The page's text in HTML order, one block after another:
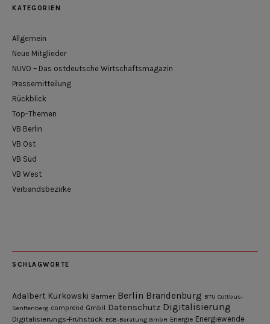
KATEGORIEN
Allgemein
Neue Mitglieder
NUVO – Das ostdeutsche Wirtschaftsmagazin
Pressemitteilung
Rückblick
Top-Themen
VB Berlin
VB Ost
VB Süd
VB West
Verbandsbezirke
SCHLAGWORTE
Adalbert Kurkowski Barmer Berlin Brandenburg BTU Cottbus-
Senftenberg comprend GmbH Datenschutz Digitalisierung
Digitalisierungs-Frühstück ECB-Beratung GmbH Energie Energiewende